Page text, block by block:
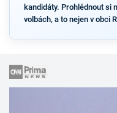
kandidáty. Prohlédnout si
volbách, a to nejen v obci